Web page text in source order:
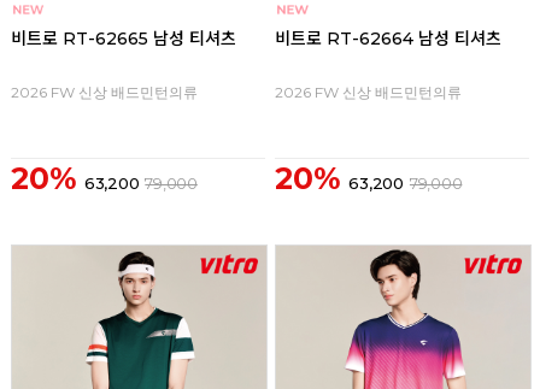
비트로 RT-62665 남성 티셔츠
2026 FW 신상 배드민턴의류
20% 63,200 79,000
비트로 RT-62664 남성 티셔츠
2026 FW 신상 배드민턴의류
20% 63,200 79,000